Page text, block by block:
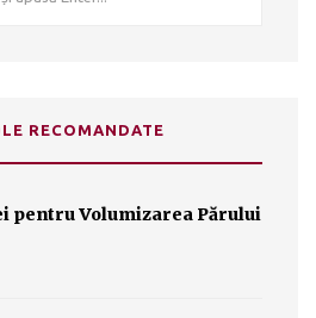
RECOMANDATE
pentru Volumizarea Părului